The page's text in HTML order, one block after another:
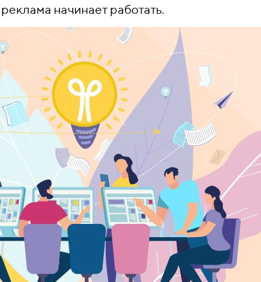
начинает работать.